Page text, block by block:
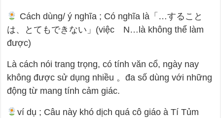
Cách dùng/ ý nghĩa ; Có nghĩa là「…すること
は、とてもできない」(việc N…là không thể làm
được)
Là cách nói trang trọng, có tính văn cổ, ngày nay
không được sử dụng nhiều 。đa số dùng với những
động từ mang tính cảm giác.
ví dụ ; Câu này khó dịch quá cô giáo à Tí Tủm